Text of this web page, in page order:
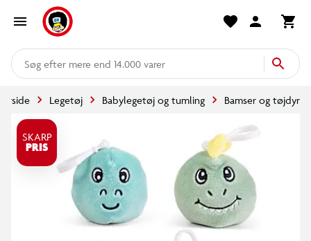
mere end 14.000 varer
Legetøj Babylegetøj og tumling Bamser og tøjdyr
SKARP
PRIS